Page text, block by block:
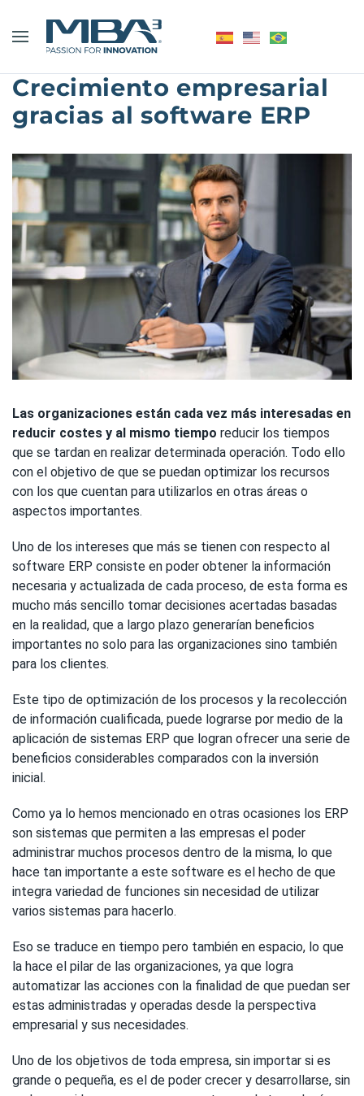
Crecimiento empresarial
gracias al software ERP
Las organizaciones están cada vez más interesadas en
reducir costes y al mismo tiempo reducir los tiempos
que se tardan en realizar determinada operación. Todo ello
con el objetivo de que se puedan optimizar los recursos
con los que cuentan para utilizarlos en otras áreas o
aspectos importantes.
Uno de los intereses que más se tienen con respecto al
software ERP consiste en poder obtener la información
necesaria y actualizada de cada proceso, de esta forma es
mucho más sencillo tomar decisiones acertadas basadas
en la realidad, que a largo plazo generarían beneficios
importantes no solo para las organizaciones sino también
para los clientes.
Este tipo de optimización de los procesos y la recolección
de información cualificada, puede lograrse por medio de la
aplicación de sistemas ERP que logran ofrecer una serie de
beneficios considerables comparados con la inversión
inicial.
Como ya lo hemos mencionado en otras ocasiones los ERP
son sistemas que permiten a las empresas el poder
administrar muchos procesos dentro de la misma, lo que
hace tan importante a este software es el hecho de que
integra variedad de funciones sin necesidad de utilizar
varios sistemas para hacerlo.
Eso se traduce en tiempo pero también en espacio, lo que
la hace el pilar de las organizaciones, ya que logra
automatizar las acciones con la finalidad de que puedan ser
estas administradas y operadas desde la perspectiva
empresarial y sus necesidades.
Uno de los objetivos de toda empresa, sin importar si es
grande o pequeña, es el de poder crecer y desarrollarse, sin